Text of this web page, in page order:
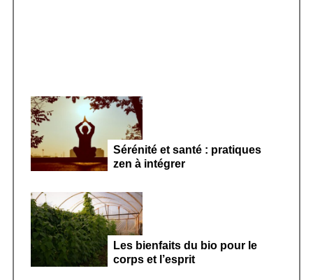
Sérénité et santé : pratiques
zen à intégrer
Les bienfaits du bio pour le
corps et l’esprit